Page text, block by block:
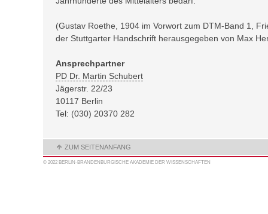
(Gustav Roethe, 1904 im Vorwort zum DTM-Band 1,
der Stuttgarter Handschrift herausgegeben von Max
Ansprechpartner
PD Dr. Martin Schubert
Jägerstr. 22/23
10117 Berlin
Tel: (030) 20370 282
ZUM SEITENANFANG
© 2022 BERLIN-BRANDENBURGISCHE AKADEMIE DER WISSENSCHAFTEN